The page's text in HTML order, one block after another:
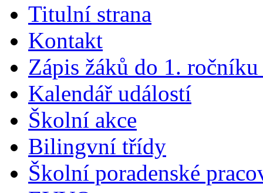
Titulní strana
Kontakt
Zápis žáků do 1.
Kalendář událostí
Školní akce
Bilingvní třídy
Školní poradenské